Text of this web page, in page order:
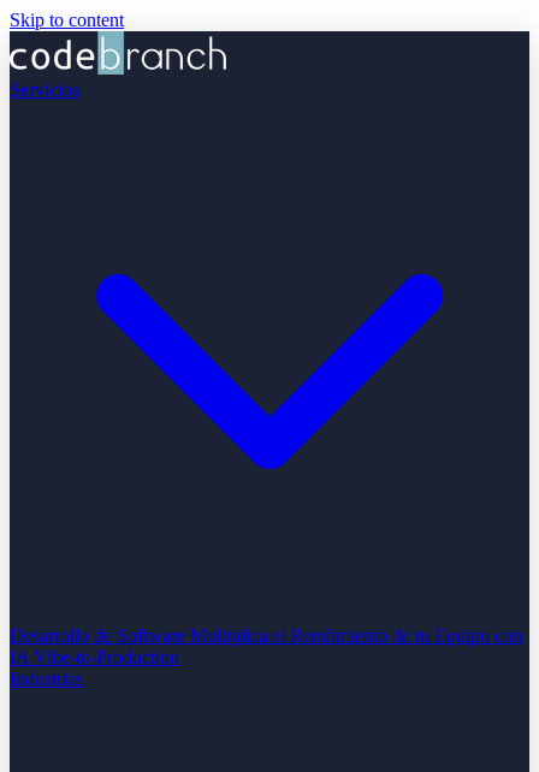
Skip to content
Servicios
Desarrollo de Software Multiplica el Rendimiento de tu Equipo con
IA Vibe-to-Production
Industrias